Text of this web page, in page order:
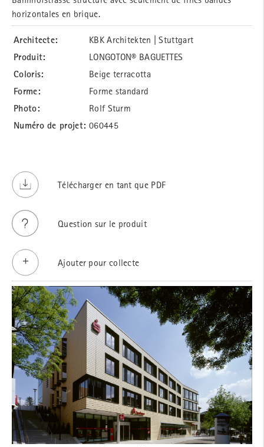
horizontales en brique.
Architecte: KBK Architekten | Stuttgart
Produit: LONGOTON® BAGUETTES
Coloris: Beige terracotta
Forme: Forme standard
Photo: Rolf Sturm
Numéro de projet: 060445
Télécharger en tant que PDF
Question sur le produit
Ajouter pour collecte